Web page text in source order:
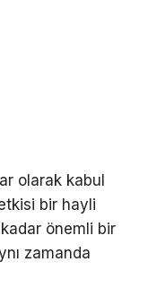
olarak kabul
bir hayli
önemli bir
zamanda